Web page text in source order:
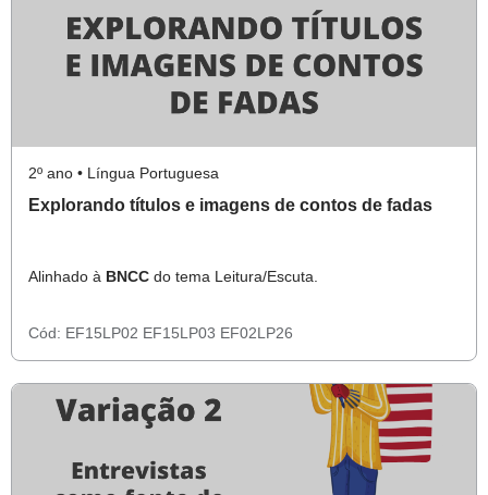
2º ano • Língua Portuguesa
Explorando títulos e imagens de contos de fadas
Alinhado à BNCC do tema Leitura/Escuta.
Cód: EF15LP02 EF15LP03 EF02LP26